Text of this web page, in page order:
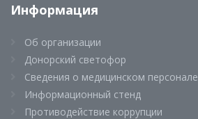
Информация
Об организации
Донорский светофор
Сведения о медицинском персонале
Информационный стенд
Противодействие коррупции